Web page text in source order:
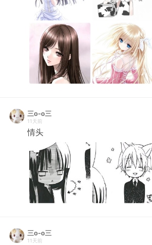
三o-o三
11天前
情头
三o-o三
11天前